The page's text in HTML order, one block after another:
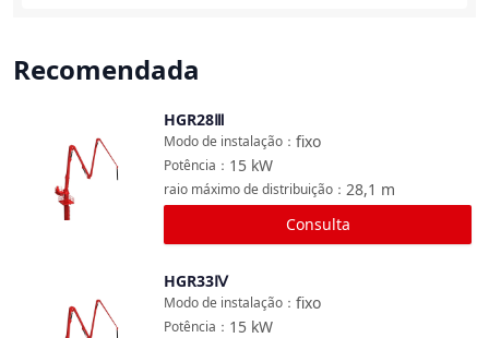
Recomendada
HGR28Ⅲ
fixo
Modo de instalação ：
15 kW
Potência ：
28,1 m
raio máximo de distribuição ：
Consulta
HGR33Ⅳ
fixo
Modo de instalação ：
15 kW
Potência ：